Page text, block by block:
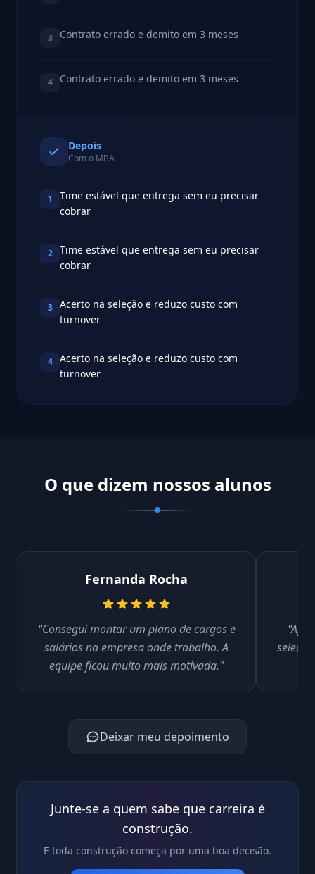
3 Contrato errado e demito em 3 meses
4 Contrato errado e demito em 3 meses
Depois
Com o MBA
1
Time estável que entrega sem eu precisar
cobrar
2
Time estável que entrega sem eu precisar
cobrar
3
Acerto na seleção e reduzo custo com
turnover
4
Acerto na seleção e reduzo custo com
turnover
O que dizem nossos alunos
Fernanda Rocha
"Consegui montar um plano de cargos e
salários na empresa onde trabalho. A
equipe ficou muito mais motivada."
Deixar meu depoimento
Junte-se a quem sabe que carreira é
construção.
E toda construção começa por uma boa decisão.